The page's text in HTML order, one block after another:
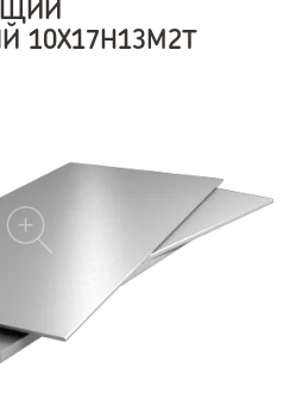
10Х17Н13М2Т